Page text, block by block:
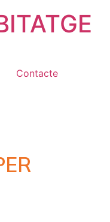
Contacte